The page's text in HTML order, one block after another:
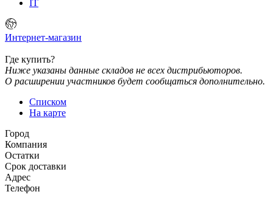
IT
Интернет-магазин
Где купить?
Ниже указаны данные складов не всех дистрибьюторов.
О расширении участников будет сообщаться дополнительно.
Списком
На карте
Город
Компания
Остатки
Срок доставки
Адрес
Телефон